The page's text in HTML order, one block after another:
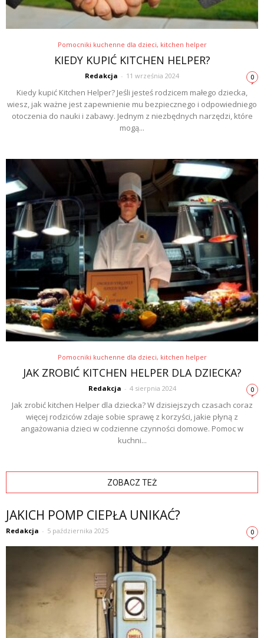
Pomocniki kuchenne dla dzieci, kitchen helper
KIEDY KUPIĆ KITCHEN HELPER?
Redakcja - 11 września 2024 0
Kiedy kupić Kitchen Helper? Jeśli jesteś rodzicem małego dziecka,
wiesz, jak ważne jest zapewnienie mu bezpiecznego i odpowiedniego
otoczenia do nauki i zabawy. Jednym z niezbędnych narzędzi, które
mogą...
Pomocniki kuchenne dla dzieci, kitchen helper
JAK ZROBIĆ KITCHEN HELPER DLA DZIECKA?
Redakcja - 4 sierpnia 2024 0
Jak zrobić kitchen Helper dla dziecka? W dzisiejszych czasach coraz
więcej rodziców zdaje sobie sprawę z korzyści, jakie płyną z
angażowania dzieci w codzienne czynności domowe. Pomoc w
kuchni...
ZOBACZ TEŻ
JAKICH POMP CIEPŁA UNIKAĆ?
Redakcja - 5 października 2025 0